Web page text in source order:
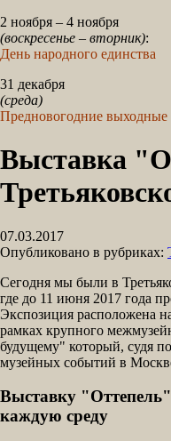
2 ноября – 4 ноября
(воскресенье – вторник):
День народного единства
31 декабря
(среда)
Предновогодние выходные
Выставка
07.03.2017
Опубликовано в рубриках:
Сегодня мы были в
где до 11 июня 2017 года
Экспозиция расположена
рамках крупного
будущему" который, судя
музейных событий в
Выставку
каждую среду